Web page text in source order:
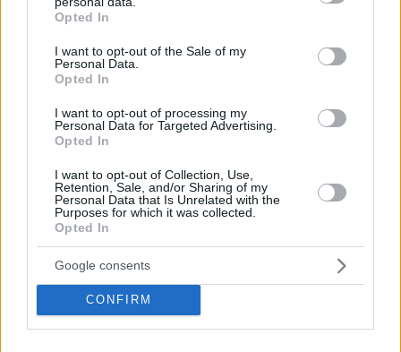
grant or deny consent to Google and its third-party tags to
use your data for below specified purposes in below Google
consent section.
Opted In
I want to opt-out of the Sale of my
Personal Data.
Opted In
I want to opt-out of processing my
Personal Data for Targeted Advertising.
Opted In
I want to opt-out of Collection, Use,
Retention, Sale, and/or Sharing of my
Personal Data that Is Unrelated with the
Purposes for which it was collected.
Opted In
Google consents
CONFIRM
Ακόμη δαυλός είσαι
Τι θα γίνει με τη φαρσ των Αλβανών? Γιατί δε
φεύγουν επιτελούς από την Ελλάδα να πανε στη
Ριβιέρα τους. Πάντως όταν το σύστημα ερντογαν και
η Τουρκία επανακυριαρχησουν στα Βαλκάνια οι
Αλβανοί θα είναι υπό διωγμό, όπως οι Κουρδοι. Οι
Οθωμανοί δεν τους θέλανε επειδή κσι τοτε ήταν
κατσαπλιαδες, κλέφτες, βιαστές, και φονιάδες. Οι
Οθωμανοί όμως τους ριχνανε ομαδικα σε
μπουντρούμια και δε σήκωσαν αλβανονταηλίκια.